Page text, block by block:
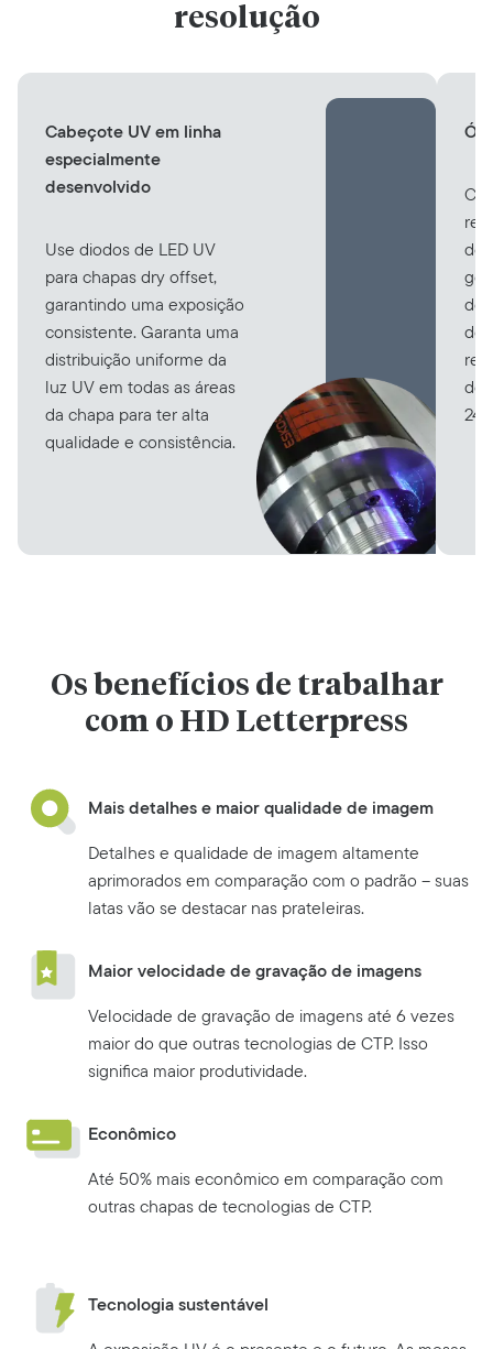
resolução
Cabeçote UV em linha
especialmente
desenvolvido
Use diodos de LED UV
para chapas dry offset,
garantindo uma exposição
consistente. Garanta uma
distribuição uniforme da
luz UV em todas as áreas
da chapa para ter alta
qualidade e consistência.
de
de
de
de
Os benefícios de trabalhar
com o HD Letterpress
Mais detalhes e maior qualidade de imagem
Detalhes e qualidade de imagem altamente
aprimorados em comparação com o padrão – suas
latas vão se destacar nas prateleiras.
Maior velocidade de gravação de imagens
Velocidade de gravação de imagens até 6 vezes
maior do que outras tecnologias de CTP. Isso
significa maior produtividade.
Econômico
Até 50% mais econômico em comparação com
outras chapas de tecnologias de CTP.
Tecnologia sustentável